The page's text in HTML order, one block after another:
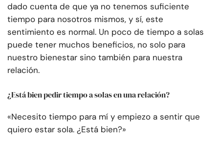
dado cuenta de que ya no tenemos suficiente
tiempo para nosotros mismos, y sí, este
sentimiento es normal. Un poco de tiempo a solas
puede tener muchos beneficios, no solo para
nuestro bienestar sino también para nuestra
relación.
¿Está bien pedir tiempo a solas en una relación?
«Necesito tiempo para mí y empiezo a sentir que
quiero estar sola. ¿Está bien?»